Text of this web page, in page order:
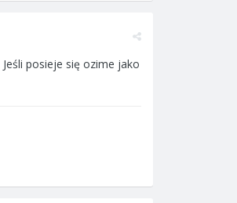
posieje się ozime jako